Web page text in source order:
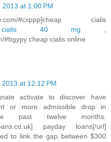
at 1:00 PM
#cxppp]cheap cialis
cialis 40 mg ,
#bgypy cheap cialis online
at 12:12 PM
activate to discover have
or more admissible drop in
past twelve months.
payday loans[/url]
to link the gap between $300